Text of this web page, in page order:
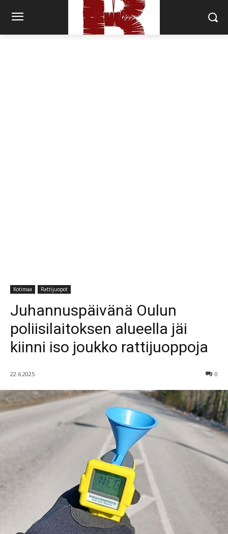
Kotimaa Rattijuopot
Juhannuspäivänä Oulun
poliisilaitoksen alueella jäi
kiinni iso joukko rattijuoppoja
22.6.2025 0